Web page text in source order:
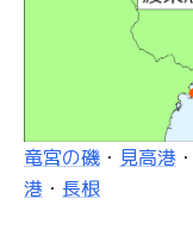
竜宮の磯 ・ 見高港 ・
港 ・ 長根